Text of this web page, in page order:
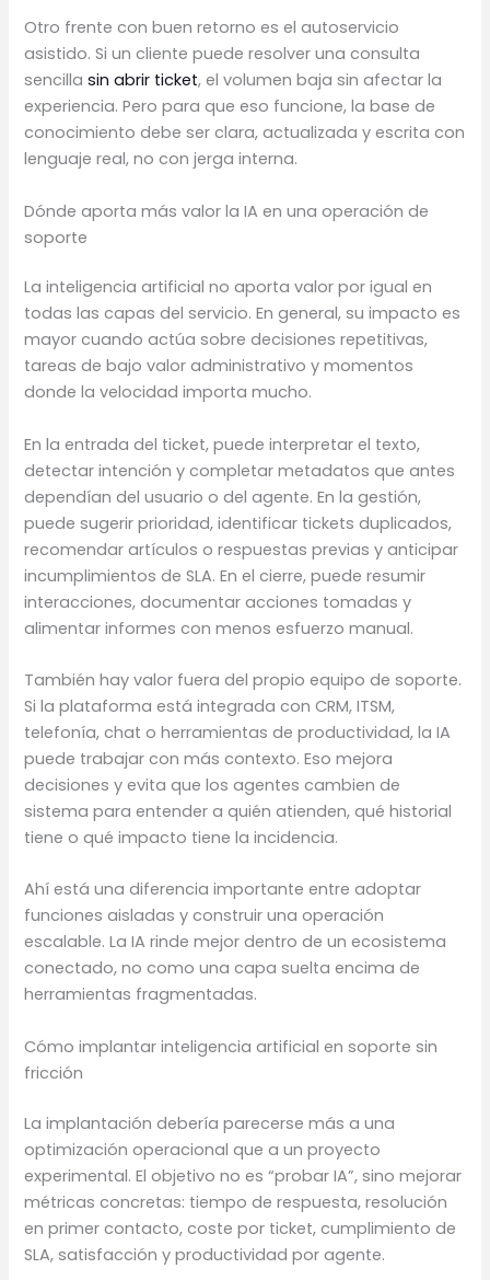
Otro frente con buen retorno es el autoservicio
asistido. Si un cliente puede resolver una consulta
sencillasin abrir ticket, el volumen baja sin afectar la
experiencia. Pero para que eso funcione, la base de
conocimiento debe ser clara, actualizada y escrita con
lenguaje real, no con jerga interna.
Dónde aporta más valor la IA en una operación de
soporte
La inteligencia artificial no aporta valor por igual en
todas las capas del servicio. En general, su impacto es
mayor cuando actúa sobre decisiones repetitivas,
tareas de bajo valor administrativo y momentos
donde la velocidad importa mucho.
En la entrada del ticket, puede interpretar el texto,
detectar intención y completar metadatos que antes
dependían del usuario o del agente. En la gestión,
puede sugerir prioridad, identificar tickets duplicados,
recomendar artículos o respuestas previas y anticipar
incumplimientos de SLA. En el cierre, puede resumir
interacciones, documentar acciones tomadas y
alimentar informes con menos esfuerzo manual.
También hay valor fuera del propio equipo de soporte.
Si la plataforma está integrada con CRM, ITSM,
telefonía, chat o herramientas de productividad, la IA
puede trabajar con más contexto. Eso mejora
decisiones y evita que los agentes cambien de
sistema para entender a quién atienden, qué historial
tiene o qué impacto tiene la incidencia.
Ahí está una diferencia importante entre adoptar
funciones aisladas y construir una operación
escalable. La IA rinde mejor dentro de un ecosistema
conectado, no como una capa suelta encima de
herramientas fragmentadas.
Cómo implantar inteligencia artificial en soporte sin
fricción
La implantación debería parecerse más a una
optimización operacional que a un proyecto
experimental. El objetivo no es “probar IA”, sino mejorar
métricas concretas: tiempo de respuesta, resolución
en primer contacto, coste por ticket, cumplimiento de
SLA, satisfacción y productividad por agente.